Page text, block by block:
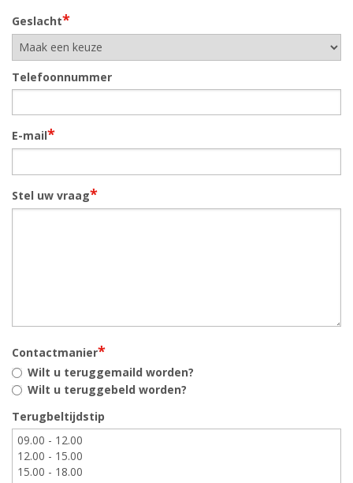
Geslacht*
Telefoonnummer
E-mail*
Stel uw vraag*
Contactmanier*
Wilt u teruggemaild worden?
Wilt u teruggebeld worden?
Terugbeltijdstip